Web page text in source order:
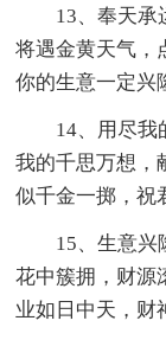
13、奉天承
将遇金黄天气，
你的生意一定兴
14、用尽我
我的千思万想，
似千金一掷，祝
15、生意兴
花中簇拥，财源
业如日中天，财